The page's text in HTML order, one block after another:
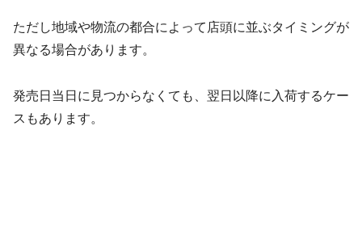
ただし地域や物流の都合によって店頭に並ぶタイミングが
異なる場合があります。
発売日当日に見つからなくても、翌日以降に入荷するケー
スもあります。